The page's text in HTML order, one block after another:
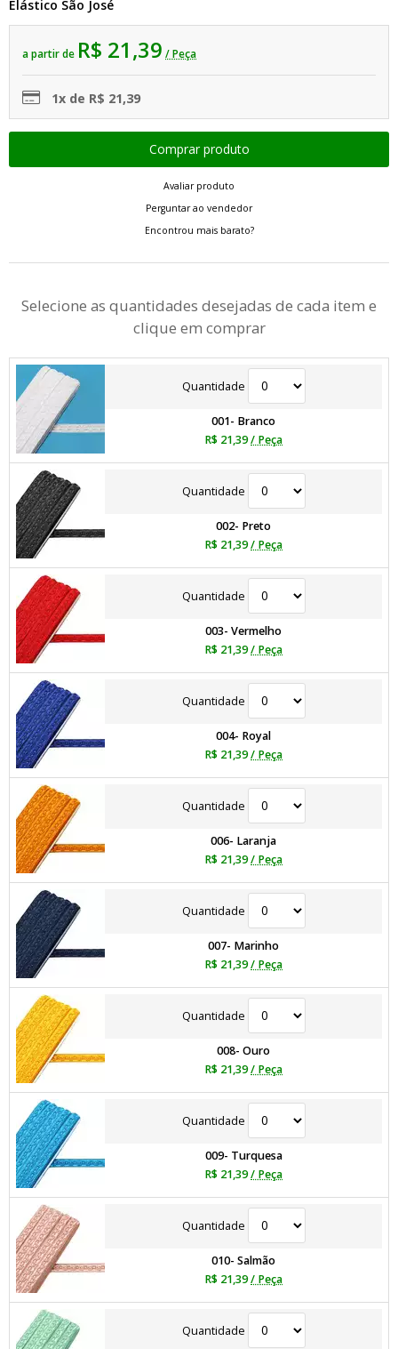
Elástico São José
a partir de R$ 21,39 / Peça
1x de R$ 21,39
Avaliar produto
Perguntar ao vendedor
Encontrou mais barato?
Selecione as quantidades desejadas de cada item e
clique em comprar
Quantidade
001- Branco
R$ 21,39/ Peça
Quantidade
002- Preto
R$ 21,39/ Peça
Quantidade
003- Vermelho
R$ 21,39/ Peça
Quantidade
004- Royal
R$ 21,39/ Peça
Quantidade
006- Laranja
R$ 21,39/ Peça
Quantidade
007- Marinho
R$ 21,39/ Peça
Quantidade
008- Ouro
R$ 21,39/ Peça
Quantidade
009- Turquesa
R$ 21,39/ Peça
Quantidade
010- Salmão
R$ 21,39/ Peça
Quantidade